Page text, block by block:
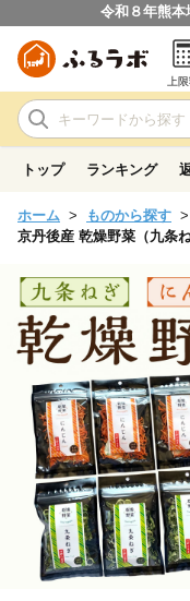
令和８年熊本
上
トップ ランキング
ホーム ものから探す
京丹後産 乾燥野菜（九条